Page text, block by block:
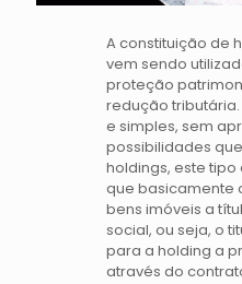
A constituição de
vem sendo
proteção
redução
e simples, sem
possibilidades
holdings, este
que basicamente
bens imóveis a
social, ou seja, o
para a holding a
através do